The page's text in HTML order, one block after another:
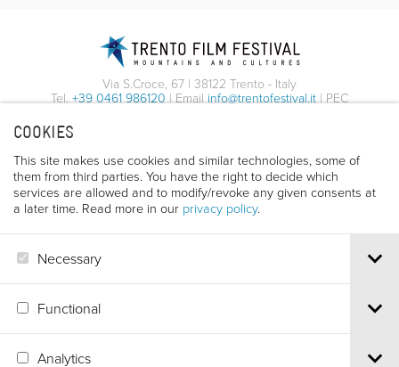
COOKIES
This site makes use cookies and similar technologies, some of
them from third parties. You have the right to decide which
services are allowed and to modify/revoke any given consents at
a later time. Read more in our privacy policy.
Necessary
Functional
Analytics
Via S.Croce, 67 | 38122 Trento - Italy
Tel. +39 0461 986120 | Email info@trentofestival.it | PEC